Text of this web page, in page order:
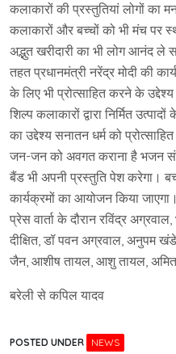
कलाकारों की प्रस्तुतियां लोगों का
कलाकारों और बच्चों को भी मंच पर
अद्भुत खरीदारी का भी लोग आनंद
तहत प्रधानमंत्री नरेंद्र मोदी की
के लिए भी प्रोत्साहित करने के
शिल्प कलाकारों द्वारा निर्मित
का उद्देश्य सनातन धर्म को
जन-जन को अवगत कराना है भजन
बैंड भी अपनी प्रस्तुति पेश करेगा।
कार्यक्रमों का आयोजन किया
प्रेस वार्ता के दौरान रविंद्र
दीक्षित, डॉ पवन अग्रवाल, अनुपम
जैन, आशीष तायल, आशु तायल, अमित
बरेली से कपिल यादव
POSTED UNDER NEWS